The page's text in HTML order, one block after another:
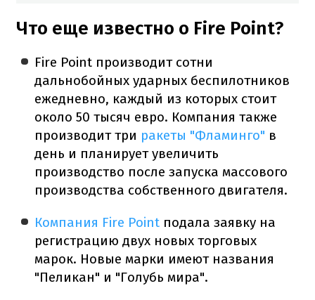
Что еще известно о Fire Point?
Fire Point производит сотни
дальнобойных ударных беспилотников
ежедневно, каждый из которых стоит
около 50 тысяч евро. Компания также
производит три ракеты "Фламинго" в
день и планирует увеличить
производство после запуска массового
производства собственного двигателя.
Компания Fire Point подала заявку на
регистрацию двух новых торговых
марок. Новые марки имеют названия
"Пеликан" и "Голубь мира".